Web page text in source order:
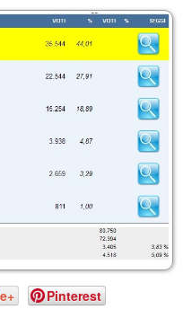
Pinterest